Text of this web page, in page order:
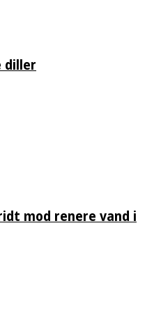
diller
mod renere vand i